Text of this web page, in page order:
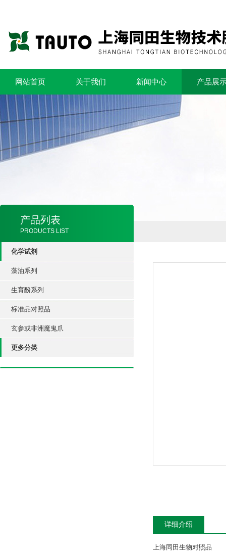
网站首页 关于我们 新闻中心 产品展
产品列表
PRODUCTS LIST
化学试剂
藻油系列
生育酚系列
标准品对照品
玄参或非洲魔鬼爪
更多分类
详细介绍
上海同田生物对照品